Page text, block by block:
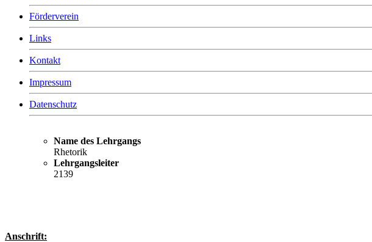
Förderverein
Links
Kontakt
Impressum
Datenschutz
Name des Lehrgangs
Rhetorik
Lehrgangsleiter
2139
Anschrift: